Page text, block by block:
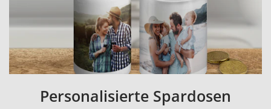
Personalisierte Spardosen